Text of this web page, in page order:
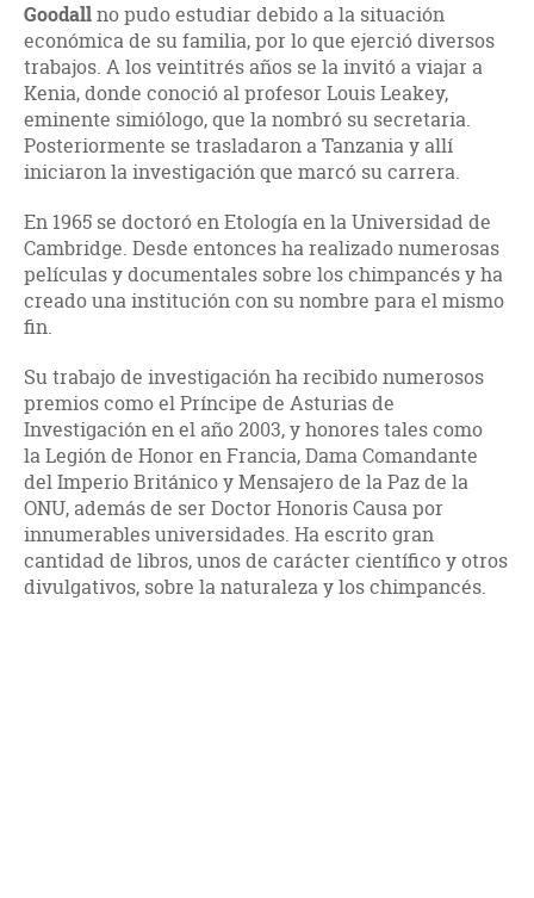
Goodallno pudo estudiar debido a la situación
económica de su familia, por lo que ejerció diversos
trabajos. A los veintitrés años se la invitó a viajar a
Kenia, donde conoció al profesor Louis Leakey,
eminente simiólogo, que la nombró su secretaria.
Posteriormente se trasladaron a Tanzania y allí
iniciaron la investigación que marcó su carrera.
En 1965 se doctoró en Etología en la Universidad de
Cambridge. Desde entonces ha realizado numerosas
películas y documentales sobre los chimpancés y ha
creado una institución con su nombre para el mismo
fin.
Su trabajo de investigación ha recibido numerosos
premios como el Príncipe de Asturias de
Investigación en el año 2003, y honores tales como
la Legión de Honor en Francia, Dama Comandante
del Imperio Británico y Mensajero de la Paz de la
ONU, además de ser Doctor Honoris Causa por
innumerables universidades. Ha escrito gran
cantidad de libros, unos de carácter científico y otros
divulgativos, sobre la naturaleza y los chimpancés.